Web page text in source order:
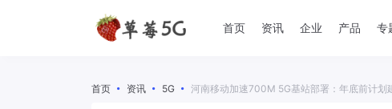
首页 资讯 企业 产品 专
首页 资讯 5G 河南移动加速700M 5G基站部署：年底前计划